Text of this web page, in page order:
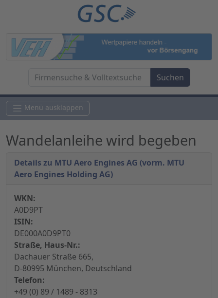
Menü ausklappen
Wandelanleihe wird begeben
Details zu MTU Aero Engines AG (vorm. MTU
Aero Engines Holding AG)
WKN:
A0D9PT
ISIN:
DE000A0D9PT0
Straße, Haus-Nr.:
Dachauer Straße 665,
D-80995 München, Deutschland
Telefon:
+49 (0) 89 / 1489 - 8313